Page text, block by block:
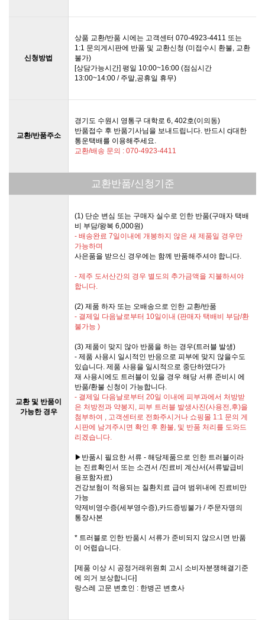
신청방법
상품 교환/반품 시에는 고객센터 070-4923-4411 또는
1:1 문의게시판에 반품 및 교환신청 (미접수시 환불, 교환
불가)
[상담가능시간] 평일 10:00~16:00 (점심시간
13:00~14:00 / 주말,공휴일 휴무)
교환/반품주소
경기도 수원시 영통구 대학로 6, 402호(이의동)
반품접수 후 반품기사님을 보내드립니다. 반드시 cj대한
통운택배를 이용해주세요.
교환/배송 문의 : 070-4923-4411
교환반품/신청기준
교환 및 반품이
가능한 경우
(1) 단순 변심 또는 구매자 실수로 인한 반품(구매자 택배
비 부담/왕복 6,000원)
- 배송완료 7일이내에 개봉하지 않은 새 제품일 경우만
가능하며
사은품을 받으신 경우에는 함께 반품해주셔야 합니다.
- 제주 도서산간의 경우 별도의 추가금액을 지불하셔야
합니다.
(2) 제품 하자 또는 오배송으로 인한 교환/반품
- 결제일 다음날로부터 10일이내 (판매자 택배비 부담/환
불가능 )
(3) 제품이 맞지 않아 반품을 하는 경우(트러블 발생)
- 제품 사용시 일시적인 반응으로 피부에 맞지 않을수도
있습니다. 제품 사용을 일시적으로 중단하였다가
재 사용시에도 트러블이 있을 경우 해당 서류 준비시 에
반품/환불 신청이 가능합니다.
- 결제일 다음날로부터 20일 이내에 피부과에서 처방받
은 처방전과 약봉지, 피부 트러블 발생사진(사용전,후)을
첨부하여 , 고객센터로 전화주시거나 쇼핑몰 1:1 문의 게
시판에 남겨주시면 확인 후 환불, 및 반품 처리를 도와드
리겠습니다.
▶반품시 필요한 서류 - 해당제품으로 인한 트러블이라
는 진료확인서 또는 소견서 /진료비 계산서(서류발급비
용포함자료)
건강보험이 적용되는 질환치료 급여 범위내에 진료비만
가능
약제비영수증(세부영수증),카드증빙불가 / 주문자명의
통장사본
* 트러블로 인한 반품시 서류가 준비되지 않으시면 반품
이 어렵습니다.
[제품 이상 시 공정거래위원회 고시 소비자분쟁해결기준
에 의거 보상합니다]
랑스레 고문 변호인 : 한병곤 변호사